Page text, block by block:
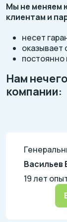
Мы не меняем
клиентам и
несет
постоянно
Нам
компании:
Васильев
19 лет